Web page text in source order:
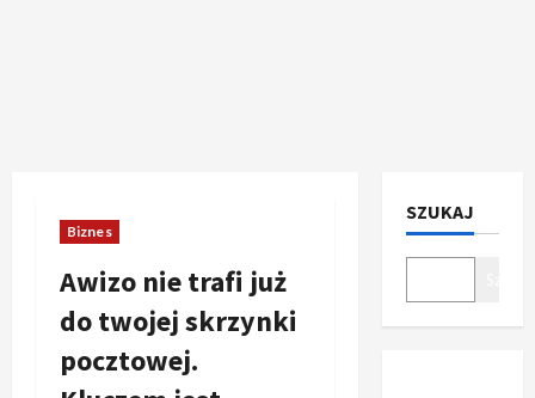
Biznes
Awizo nie trafi już
do twojej skrzynki
pocztowej.
SZUKAJ